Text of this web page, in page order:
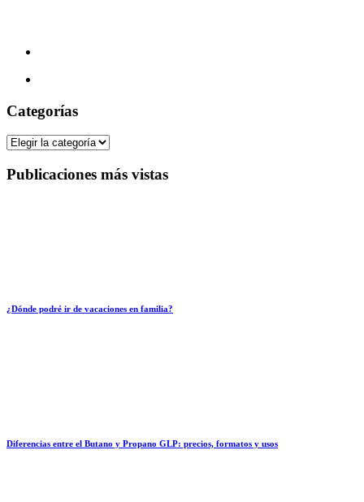
Categorías
Categorías
Publicaciones más vistas
¿Dónde podré ir de vacaciones en familia?
Diferencias entre el Butano y Propano GLP: precios, formatos y usos